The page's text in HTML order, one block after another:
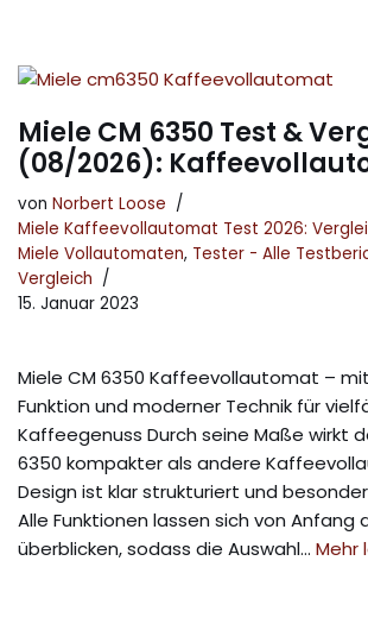
Miele CM 6350 Test &
(08/2026):
von Norbert Loose
Miele Kaffeevollautomat Test 2026:
Miele Vollautomaten, Tester - Alle
Vergleich
15. Januar 2023
Miele CM 6350 Kaffeevollautomat –
Funktion und moderner Technik für
Kaffeegenuss Durch seine Maße wirkt
6350 kompakter als andere
Design ist klar strukturiert und
Alle Funktionen lassen sich von Anfang
überblicken, sodass die Auswahl… Mehr